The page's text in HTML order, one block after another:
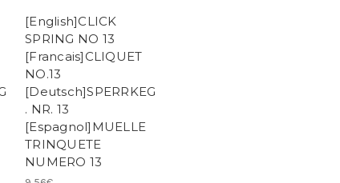
[English]CLICK
SPRING NO 13
[Francais]CLIQUET
NO.13
[Deutsch]SPERRKEG
. NR. 13
[Espagnol]MUELLE
TRINQUETE
NUMERO 13